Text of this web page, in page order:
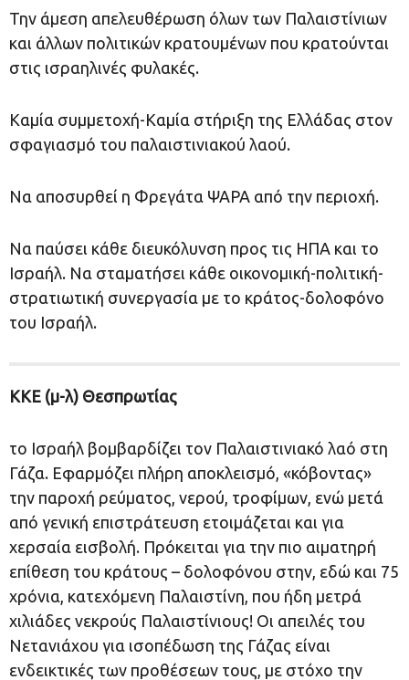
Την άμεση απελευθέρωση όλων των Παλαιστίνιων
και άλλων πολιτικών κρατουμένων που κρατούνται
στις ισραηλινές φυλακές.
Καμία συμμετοχή-Καμία στήριξη της Ελλάδας στον
σφαγιασμό του παλαιστινιακού λαού.
Να αποσυρθεί η Φρεγάτα ΨΑΡΑ από την περιοχή.
Να παύσει κάθε διευκόλυνση προς τις ΗΠΑ και το
Ισραήλ. Να σταματήσει κάθε οικονομική-πολιτική-
στρατιωτική συνεργασία με το κράτος-δολοφόνο
του Ισραήλ.
ΚΚΕ (μ-λ) Θεσπρωτίας
το Ισραήλ βομβαρδίζει τον Παλαιστινιακό λαό στη
Γάζα. Εφαρμόζει πλήρη αποκλεισμό, «κόβοντας»
την παροχή ρεύματος, νερού, τροφίμων, ενώ μετά
από γενική επιστράτευση ετοιμάζεται και για
χερσαία εισβολή. Πρόκειται για την πιο αιματηρή
επίθεση του κράτους – δολοφόνου στην, εδώ και 75
χρόνια, κατεχόμενη Παλαιστίνη, που ήδη μετρά
χιλιάδες νεκρούς Παλαιστίνιους! Οι απειλές του
Νετανιάχου για ισοπέδωση της Γάζας είναι
ενδεικτικές των προθέσεων τους, με στόχο την